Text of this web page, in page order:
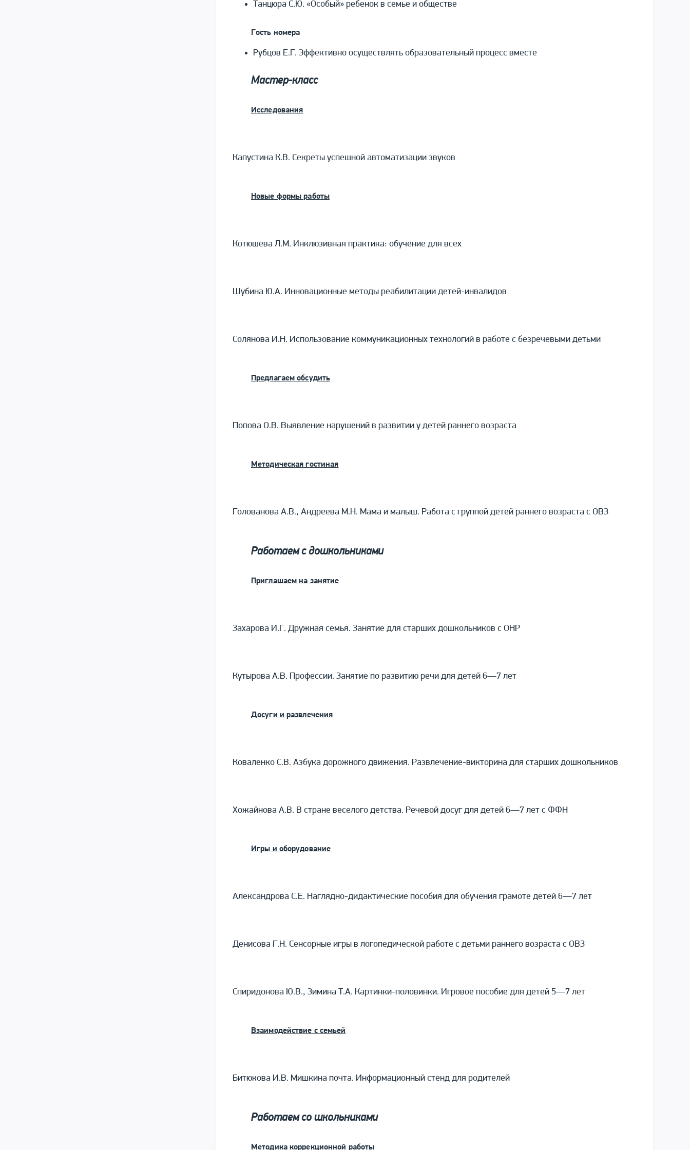
Танцюра С.Ю. «Особый» ребенок в семье и обществе
Гость номера
Рубцов Е.Г. Эффективно осуществлять образовательный процесс вместе
Мастер-класс
Исследования
Капустина К.В. Секреты успешной автоматизации звуков
Новые формы работы
Котюшева Л.М. Инклюзивная практика: обучение для всех
Шубина Ю.А. Инновационные методы реабилитации детей-инвалидов
Солянова И.Н. Использование коммуникационных технологий в работе с безречевыми детьми
Предлагаем обсудить
Попова О.В. Выявление нарушений в развитии у детей раннего возраста
Методическая гостиная
Голованова А.В., Андреева М.Н. Мама и малыш. Работа с группой детей раннего возраста с ОВЗ
Работаем с дошкольниками
Приглашаем на занятие
Захарова И.Г. Дружная семья. Занятие для старших дошкольников с ОНР
Кутырова А.В. Профессии. Занятие по развитию речи для детей 6—7 лет
Досуги и развлечения
Коваленко С.В. Азбука дорожного движения. Развлечение-викторина для старших дошкольников
Хожайнова А.В. В стране веселого детства. Речевой досуг для детей 6—7 лет с ФФН
Игры и оборудование
Александрова С.Е. Наглядно-дидактические пособия для обучения грамоте детей 6—7 лет
Денисова Г.Н. Сенсорные игры в логопедической работе с детьми раннего возраста с ОВЗ
Спиридонова Ю.В., Зимина Т.А. Картинки-половинки. Игровое пособие для детей 5—7 лет
Взаимодействие с семьей
Битюкова И.В. Мишкина почта. Информационный стенд для родителей
Работаем со школьниками
Методика коррекционной работы